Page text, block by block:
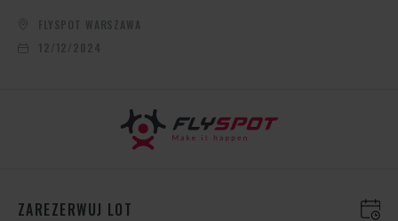
FLYSPOT WARSZAWA
12/12/2024
ZAREZERWUJ LOT